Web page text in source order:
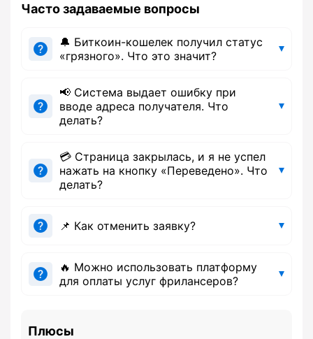
Часто задаваемые вопросы
🔔 Биткоин-кошелек получил статус
«грязного». Что это значит?
📢 Система выдает ошибку при
вводе адреса получателя. Что
делать?
💳 Страница закрылась, и я не успел
нажать на кнопку «Переведено». Что
делать?
📌 Как отменить заявку?
🔥 Можно использовать платформу
для оплаты услуг фрилансеров?
Плюсы